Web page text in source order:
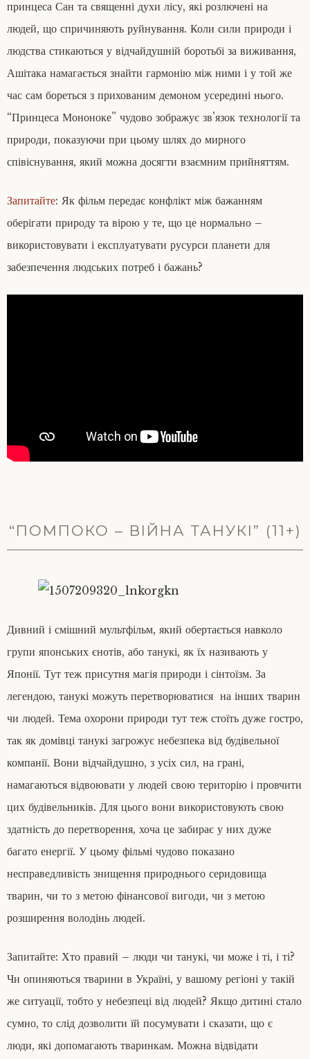
принцеса Сан та священні духи лісу, які розлючені на
людей, що спричиняють руйнування. Коли сили природи і
людства стикаються у відчайдушній боротьбі за виживання,
Ашітака намагається знайти гармонію між ними і у той же
час сам бореться з прихованим демоном усередині нього.
“Принцеса Мононоке” чудово зображує зв’язок технології та
природи, показуючи при цьому шлях до мирного
співіснування, який можна досягти взаємним прийняттям.
Запитайте: Як фільм передає конфлікт між бажанням
оберігати природу та вірою у те, що це нормально –
використовувати і експлуатувати русурси планети для
забезпечення людських потреб і бажань?
“ПОМПОКО – ВІЙНА ТАНУКІ” (11+)
Дивний і смішний мультфільм, який обертається навколо
групи японських єнотів, або танукі, як їх називають у
Японії. Тут теж присутня магія природи і сінтоїзм. За
легендою, танукі можуть перетворюватися на інших тварин
чи людей. Тема охорони природи тут теж стоїть дуже гостро,
так як домівці танукі загрожує небезпека від будівельної
компанії. Вони відчайдушно, з усіх сил, на грані,
намагаються відвоювати у людей свою територію і провчити
цих будівельників. Для цього вони використовують свою
здатність до перетворення, хоча це забирає у них дуже
багато енергії. У цьому фільмі чудово показано
несправедливість знищення природнього серидовища
тварин, чи то з метою фінансової вигоди, чи з метою
розширення володінь людей.
Запитайте: Хто правий – люди чи танукі, чи може і ті, і ті?
Чи опиняються тварини в Україні, у вашому регіоні у такій
же ситуації, тобто у небезпеці від людей? Якщо дитині стало
сумно, то слід дозволити їй посумувати і сказати, що є
люди, які допомагають тваринкам. Можна відвідати